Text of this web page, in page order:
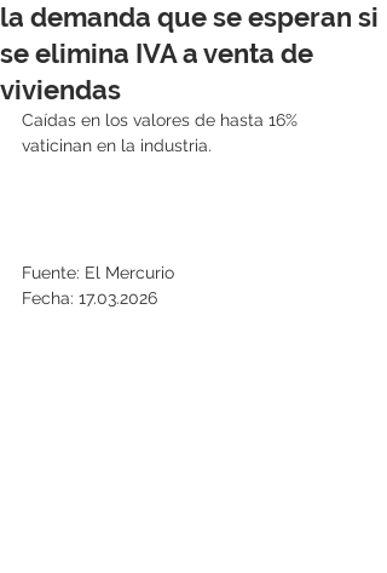
la demanda que se esperan si
se elimina IVA a venta de
viviendas
Caídas en los valores de hasta 16%
vaticinan en la industria.
Fuente: El Mercurio
Fecha: 17.03.2026